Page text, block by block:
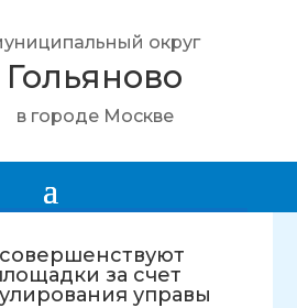
округ
Гольяново
в городе Москве
за счет
управы